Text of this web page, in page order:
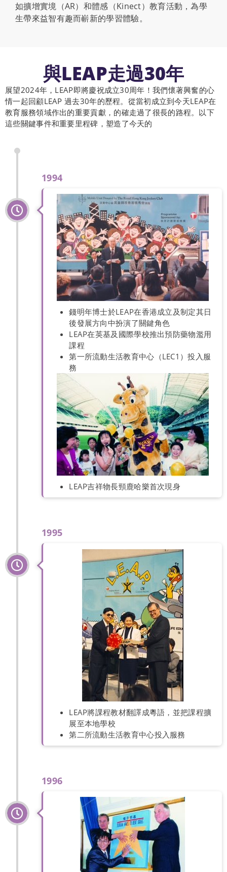
如擴增實境（AR）和體感（Kinect）教育活動，為學
生帶來益智有趣而嶄新的學習體驗。
與LEAP走過30年
展望2024年，LEAP即將慶祝成立30周年！我們懷著興奮的心
情一起回顧LEAP 過去30年的歷程。從當初成立到今天LEAP在
教育服務領域作出的重要貢獻，的確走過了很長的路程。以下
這些關鍵事件和重要里程碑，塑造了今天的
1994
錢明年博士於LEAP在香港成立及制定其日
後發展方向中扮演了關鍵角色
LEAP在英基及國際學校推出預防藥物濫用
課程
第一所流動生活教育中心（LEC1）投入服
務
LEAP吉祥物長頸鹿哈樂首次現身
1995
LEAP將課程教材翻譯成粵語，並把課程擴
展至本地學校
第二所流動生活教育中心投入服務
1996